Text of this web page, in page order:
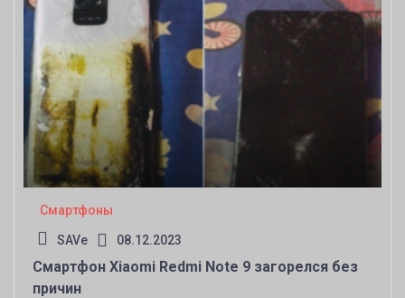
Смартфоны
SAVe 08.12.2023
Смартфон Xiaomi Redmi Note 9 загорелся без
причин